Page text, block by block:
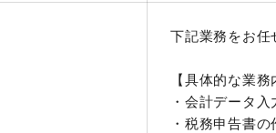
下記業務をお任
【具体的な業務
・会計データ入
・税務申告書の